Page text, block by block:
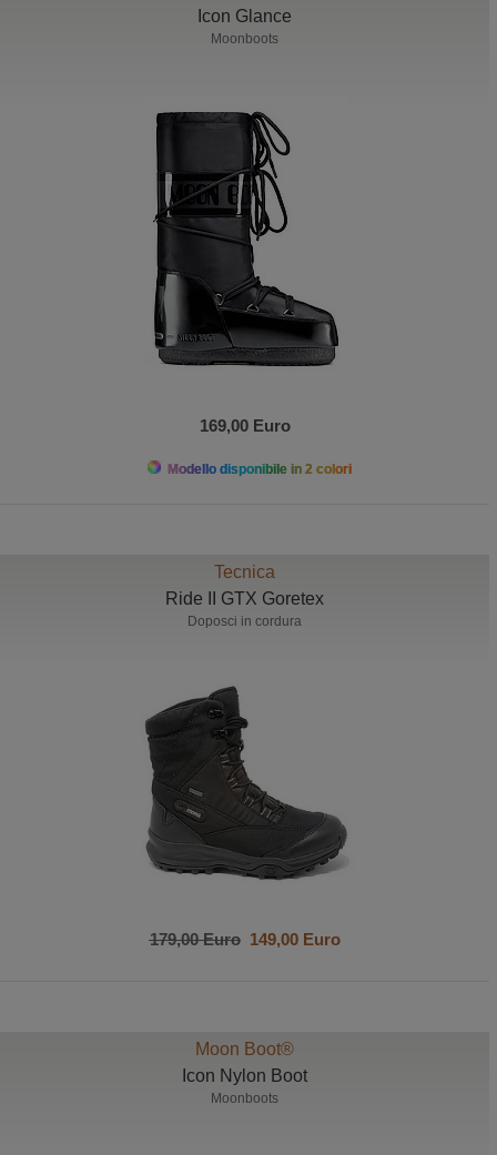
Icon Glance
Moonboots
169,00 Euro
Modello disponibile in 2 colori
Tecnica
Ride II GTX Goretex
Doposci in cordura
179,00 Euro149,00 Euro
Moon Boot®
Icon Nylon Boot
Moonboots